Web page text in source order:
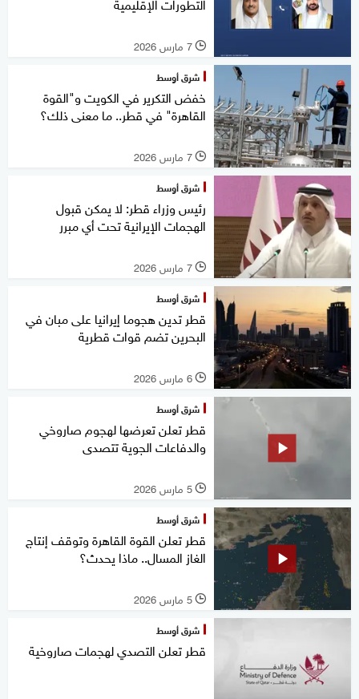
l 7 مارس 2026
شرق أوسط
خفض التكرير في الكويت و"القوة
القاهرة" في قطر.. ما معنى ذلك؟
l 7 مارس 2026
شرق أوسط
رئيس وزراء قطر: لا يمكن قبول
الهجمات الإيرانية تحت أي مبرر
l 7 مارس 2026
شرق أوسط
قطر تدين هجوما إيرانيا على مبان في
البحرين تضم قوات قطرية
l 6 مارس 2026
شرق أوسط
قطر تعلن تعرضها لهجوم صاروخي
والدفاعات الجوية تتصدى
l 5 مارس 2026
شرق أوسط
قطر تعلن القوة القاهرة وتوقف إنتاج
الغاز المسال.. ماذا يحدث؟
l 5 مارس 2026
شرق أوسط
قطر تعلن التصدي لهجمات صاروخية